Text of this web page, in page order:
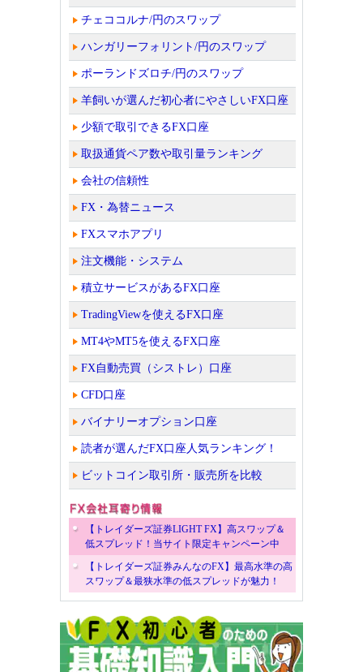
チェココルナ/円のスワップ
ハンガリーフォリント/円のスワップ
ポーランドズロチ/円のスワップ
羊飼いが選んだ初心者にやさしいFX口座
少額で取引できるFX口座
取扱通貨ペア数や取引量ランキング
会社の信頼性
FX・為替ニュース
FXスマホアプリ
注文機能・システム
積立サービスがあるFX口座
TradingViewを使えるFX口座
MT4やMT5を使えるFX口座
FX自動売買（シストレ）口座
CFD口座
バイナリーオプション口座
読者が選んだFX口座人気ランキング！
ビットコイン取引所・販売所を比較
【トレイダーズ証券LIGHT FX】高スワップ＆
低スプレッド！当サイト限定キャンペーン中
【トレイダーズ証券みんなのFX】最高水準の高
スワップ＆最狭水準の低スプレッドが魅力！